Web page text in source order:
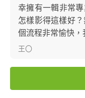
幸擁有一輯非常
怎樣影得這樣好
個流程非常愉快，
王〇